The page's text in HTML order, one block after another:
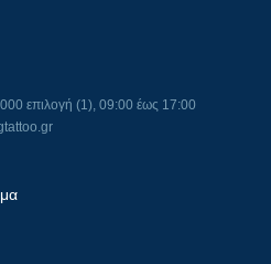
επιλογή (1), 09:00 έως 17:00